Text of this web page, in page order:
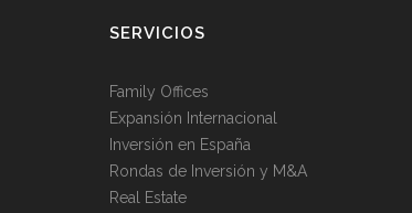
SERVICIOS
Family Offices
Expansión Internacional
Inversión en España
Rondas de Inversión y M&A
Real Estate